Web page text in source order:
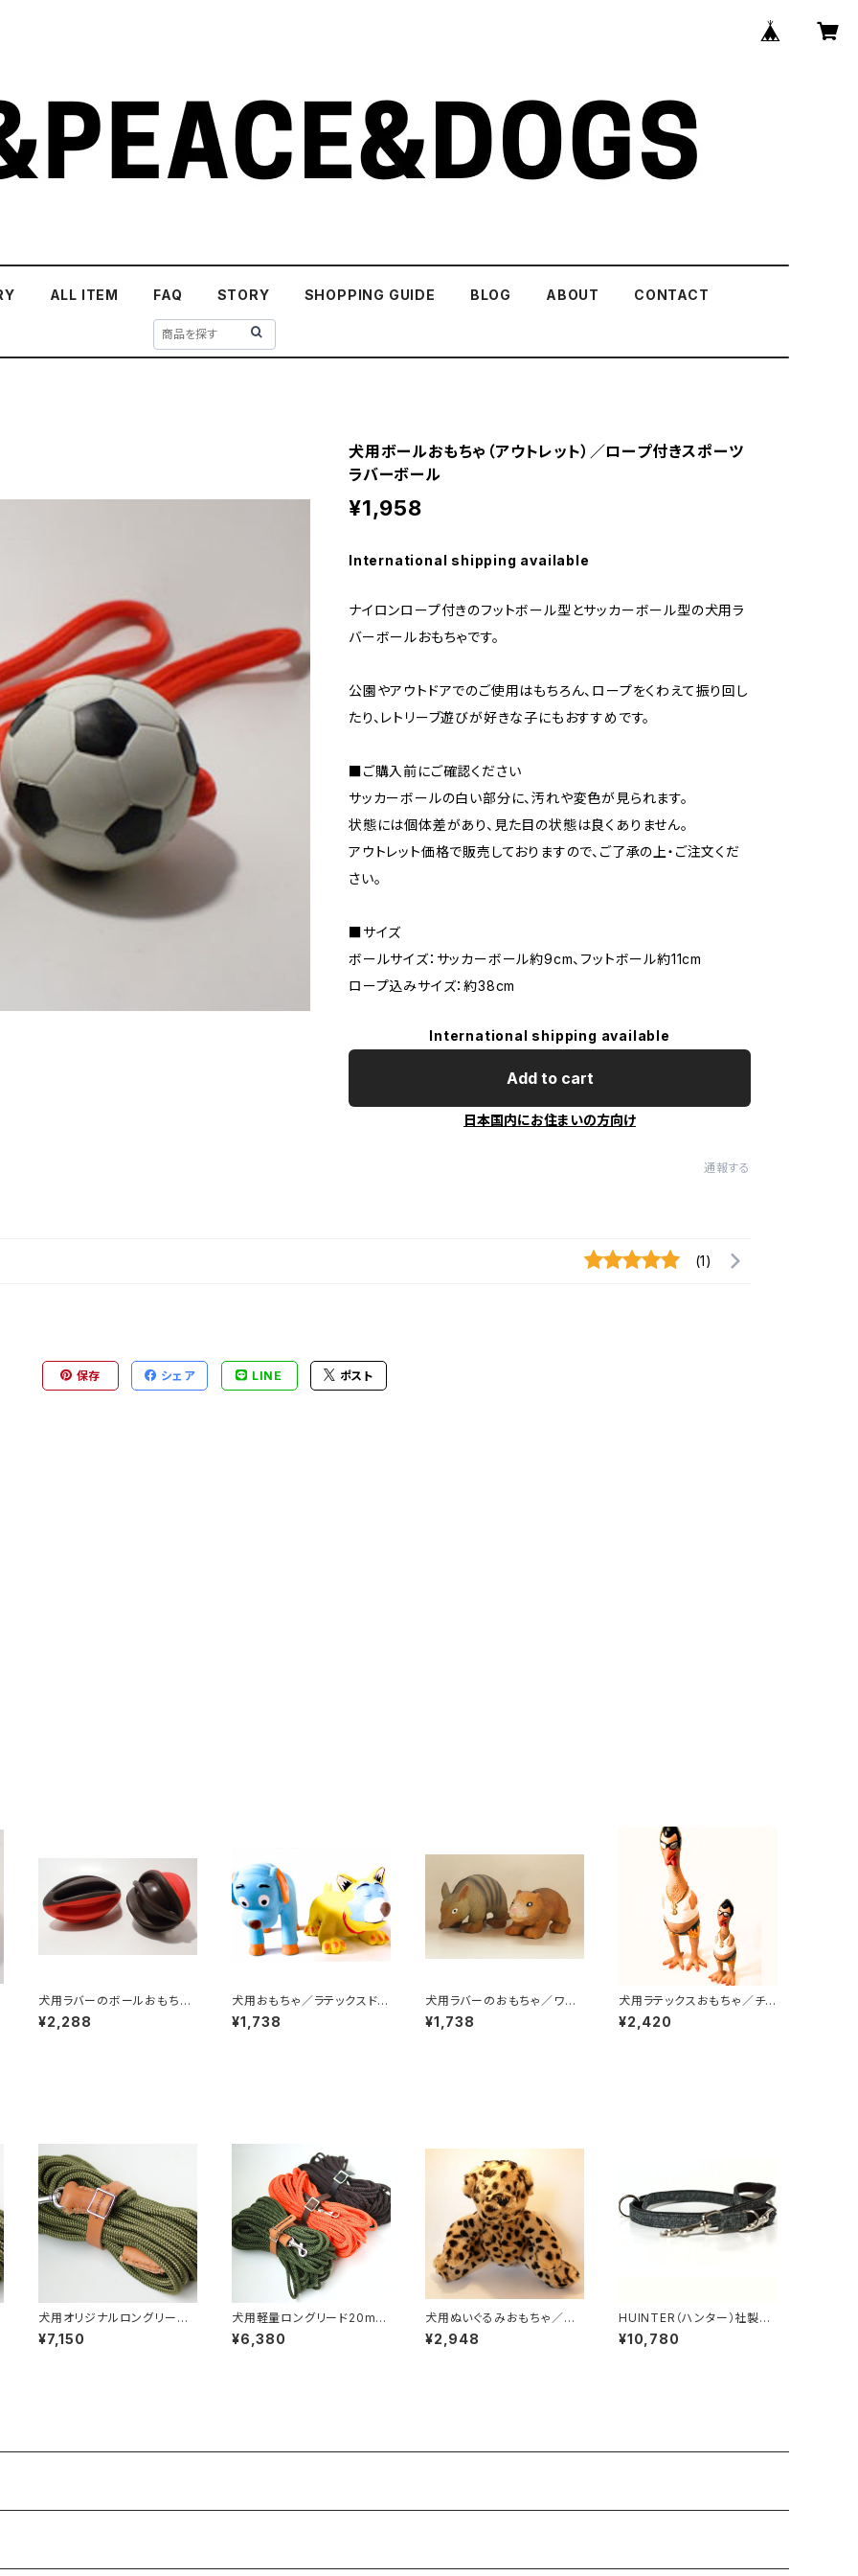
ALL ITEM FAQ STORY SHOPPING GUIDE BLOG ABOUT CONTACT
犬用ボールおもちゃ（アウトレット）／ロープ付きスポーツ
ラバーボール
¥1,958
International shipping available
ナイロンロープ付きのフットボール型とサッカーボール型の犬用ラ
バーボールおもちゃです。
公園やアウトドアでのご使用はもちろん、ロープをくわえて振り回し
たり、レトリーブ遊びが好きな子にもおすすめです。
■ご購入前にご確認ください
サッカーボールの白い部分に、汚れや変色が見られます。
状態には個体差があり、見た目の状態は良くありません。
アウトレット価格で販売しておりますので、ご了承の上・ご注文くだ
さい。
■サイズ
ボールサイズ：サッカーボール約9cm、フットボール約11cm
ロープ込みサイズ：約38cm
International shipping available
Add to cart
日本国内にお住まいの方向け
通報する
(1)
保存 シェア LINE ポスト
犬用ラバーのボールおもちゃ
／ウィグワグボール
¥2,288
犬用おもちゃ／ラテックスドッ
グトイ・ねこ
¥1,738
犬用ラバーのおもちゃ／ワイ
ルドアニマル
¥1,738
犬用ラテックスおもちゃ／チキ
ン・アール
¥2,420
犬用オリジナルロングリード5
m（中型犬・大型犬・超大型犬
向け ）【受注製作】LOVE&PE
¥7,150
犬用軽量ロングリード20m
超小型犬〜小型犬向け【受注
製作】LOVE&PEACE&DOG
¥6,380
犬用ぬいぐるみおもちゃ／ドッ
グトイズ・レオパードティディ
¥2,948
HUINTER（ハンター）社製
犬用ソルト＆ペッパー3wayリ
ード【200cm・リード幅1.8c
¥10,780